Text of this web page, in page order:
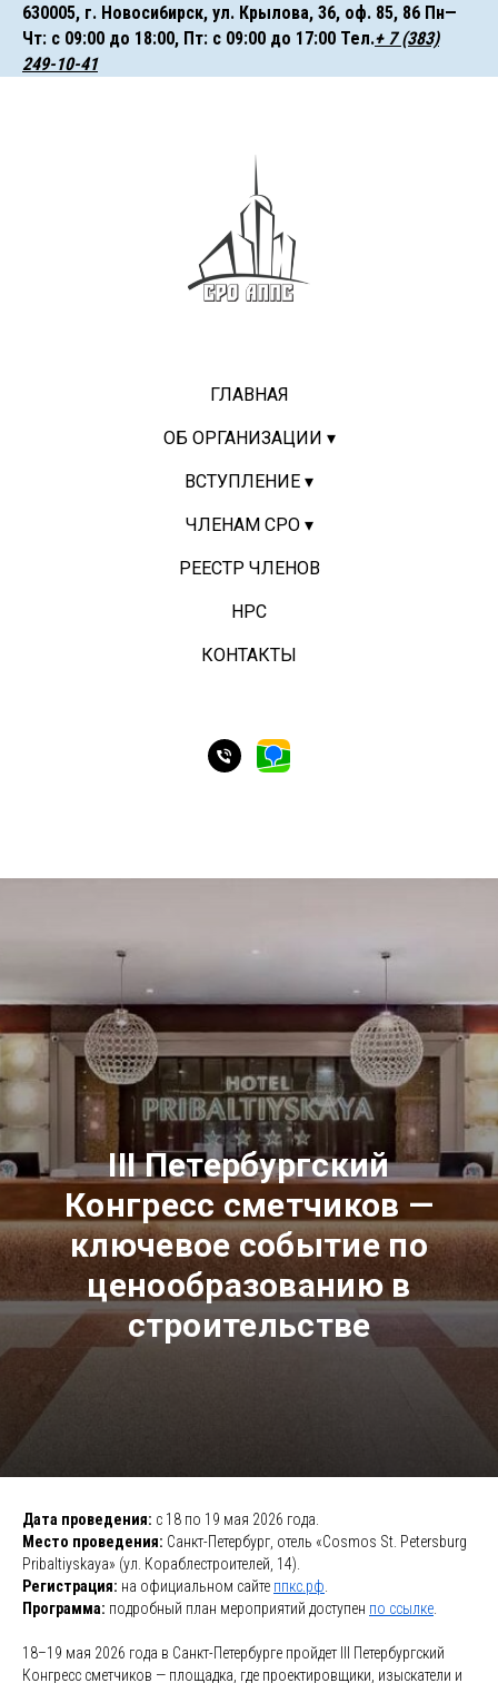
630005, г. Hoвocи6иpcк, ул. Крылова, 36, оф. 85, 86 Пн—
Чт: с 09:00 до 18:00, Пт: с 09:00 до 17:00 ㅤㅤㅤТел.+ 7 (383)
249-10-41
ГЛАВНАЯ
ОБ ОРГАНИЗАЦИИ ▾
ВСТУПЛЕНИЕ ▾
ЧЛЕНАМ СРО ▾
РЕЕСТР ЧЛЕНОВ
НРС
КОНТАКТЫ
III Петербургский
Конгресс сметчиков —
ключевое событие по
ценообразованию в
строительстве
Дата проведения: с 18 по 19 мая 2026 года.
Место проведения: Санкт-Петербург, отель «Cosmos St. Petersburg
Pribaltiyskaya» (ул. Кораблестроителей, 14).
Регистрация: на официальном сайте ппкс.рф
Программа: подробный план мероприятий доступен по ссылке
18–19 мая 2026 года в Санкт-Петербурге пройдет III Петербургский
Конгресс сметчиков — площадка, где проектировщики, изыскатели и